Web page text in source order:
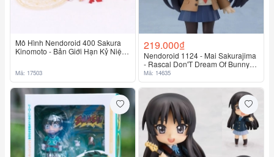
Mô Hình Nendoroid 400 Sakura
Kinomoto - Bản Giới Hạn Kỷ Niệm
Mã: 17503
219.000₫
Nendoroid 1124 - Mai Sakurajima
- Rascal Don'T Dream Of Bunny
Girl Senpai
Mã: 14635